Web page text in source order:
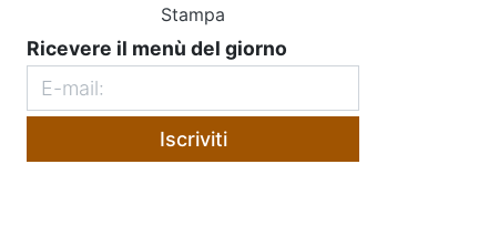
Stampa
Ricevere il menù del giorno
Iscriviti